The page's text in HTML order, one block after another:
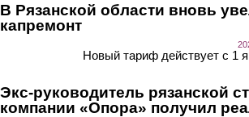
В Рязанской области вновь
капремонт
Новый тариф действует с 1
Экс-руководитель рязанской
компании «Опора» получил